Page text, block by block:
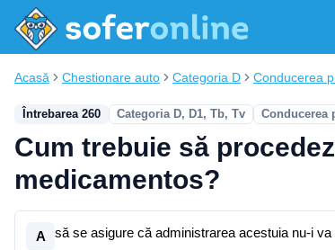
Acasă Chestionare auto Categoria D Conducerea
Întrebarea 260 Categoria D, D1, Tb, Tv Conducerea
Cum trebuie să
medicamentos?
A să se asigure că administrarea acestuia nu-i